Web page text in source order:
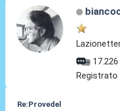
17.226
Registrato
Re:Provedel